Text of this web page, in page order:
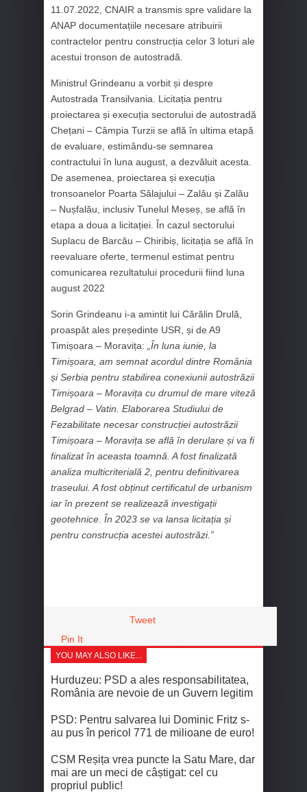
11.07.2022, CNAIR a transmis spre validare la
ANAP documentațiile necesare atribuirii
contractelor pentru construcția celor 3 loturi ale
acestui tronson de autostradă.
Ministrul Grindeanu a vorbit și despre
Autostrada Transilvania. Licitația pentru
proiectarea și execuția sectorului de autostradă
Chețani – Câmpia Turzii se află în ultima etapă
de evaluare, estimându-se semnarea
contractului în luna august, a dezvăluit acesta.
De asemenea, proiectarea și execuția
tronsoanelor Poarta Sălajului – Zalău și Zalău
– Nușfalău, inclusiv Tunelul Meseș, se află în
etapa a doua a licitației. În cazul sectorului
Suplacu de Barcău – Chiribiș, licitația se află în
reevaluare oferte, termenul estimat pentru
comunicarea rezultatului procedurii fiind luna
august 2022
Sorin Grindeanu i-a amintit lui Cărălin Drulă,
proaspăt ales președinte USR, și de A9
Timișoara – Moravița:
„În luna iunie, la
Timișoara, am semnat acordul dintre România
și Serbia pentru stabilirea conexiunii autostrăzii
Timișoara – Moravița cu drumul de mare viteză
Belgrad – Vatin. Elaborarea Studiului de
Fezabilitate necesar construcției autostrăzii
Timișoara – Moravița se află în derulare și va fi
finalizat în aceasta toamnă. A fost finalizată
analiza multicriterială 2, pentru definitivarea
traseului. A fost obținut certificatul de urbanism
iar în prezent se realizează investigații
geotehnice. În 2023 se va lansa licitația și
pentru construcția acestei autostrăzi.”
Tweet
Pin It
YOU MAY ALSO LIKE...
Hurduzeu: PSD a ales responsabilitatea,
România are nevoie de un Guvern legitim
PSD: Pentru salvarea lui Dominic Fritz s-
au pus în pericol 771 de milioane de euro!
CSM Reșița vrea puncte la Satu Mare, dar
mai are un meci de câștigat: cel cu
propriul public!